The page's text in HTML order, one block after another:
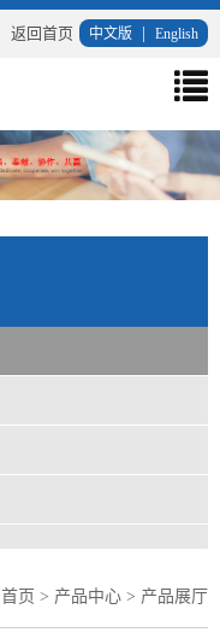
中文版 English
返回首页
导
航
菜
单
首页 > 产品中心 > 产品展厅